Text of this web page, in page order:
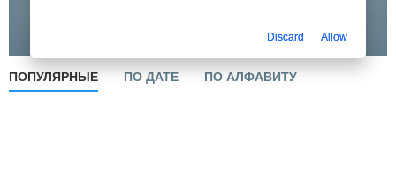
ПОПУЛЯРНЫЕ ПО ДАТЕ ПО АЛФАВИТУ
Discard Allow